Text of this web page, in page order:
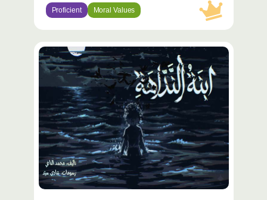
Proficient Moral Values
محتوى
مميّز